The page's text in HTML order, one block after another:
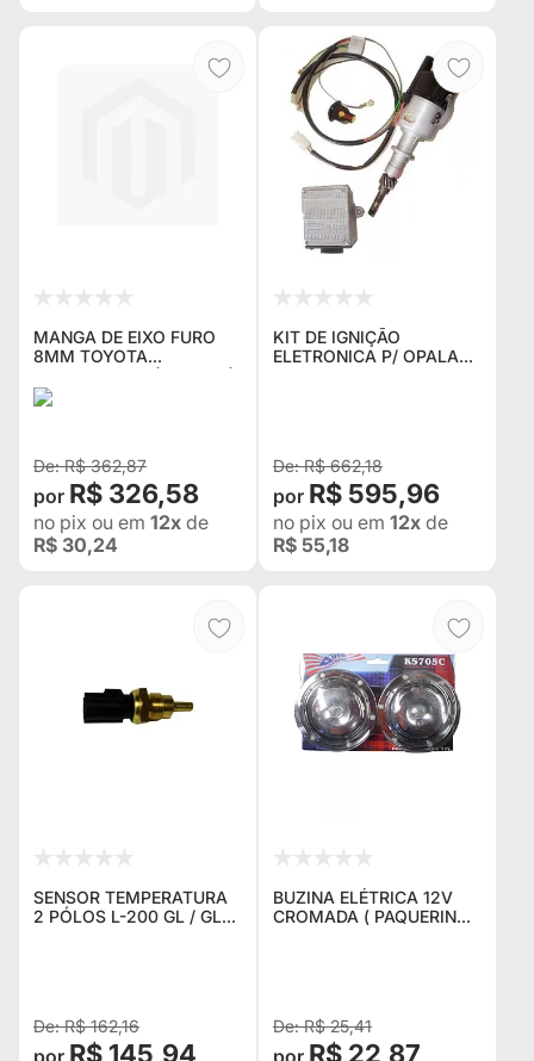
MANGA DE EIXO FURO
8MM TOYOTA
BANDEIRANTE (KPT-553)
(Nº ORIGINAL 43431-
98001)
R$ 362,87
R$ 326,58
no pix ou em 12x de
R$ 30,24
KIT DE IGNIÇÃO
ELETRONICA P/ OPALA
R$ 662,18
R$ 595,96
no pix ou em 12x de
R$ 55,18
SENSOR TEMPERATURA
2 PÓLOS L-200 GL / GLS
R$ 162,16
R$ 145,94
BUZINA ELÉTRICA 12V
CROMADA ( PAQUERINHA
R$ 25,41
R$ 22,87